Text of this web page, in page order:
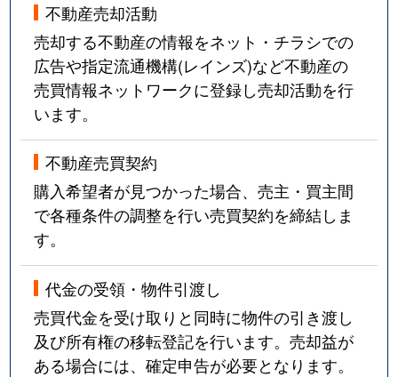
不動産売却活動
売却する不動産の情報をネット・チラシでの
広告や指定流通機構(レインズ)など不動産の
売買情報ネットワークに登録し売却活動を行
います。
不動産売買契約
購入希望者が見つかった場合、売主・買主間
で各種条件の調整を行い売買契約を締結しま
す。
代金の受領・物件引渡し
売買代金を受け取りと同時に物件の引き渡し
及び所有権の移転登記を行います。売却益が
ある場合には、確定申告が必要となります。